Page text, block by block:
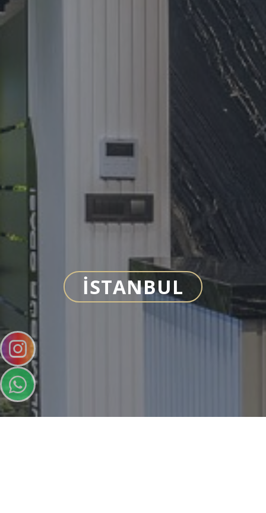
İSTANBUL